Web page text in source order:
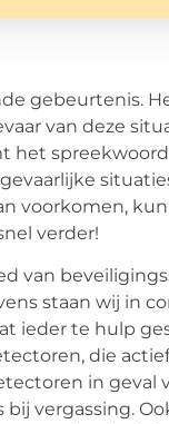
gebeurtenis.
van deze
spreekwoord
voorkomen,
verder!
van
staan wij in
ieder te hulp
die
in geval
vergassing.